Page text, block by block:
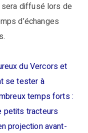
diffusé lors de
d’échanges
du Vercors et
se tester à
temps forts :
petits tracteurs
projection avant-